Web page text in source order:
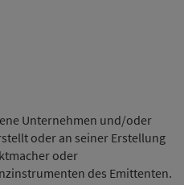
Unternehmen und/oder
oder an seiner Erstellung
oder
des Emittenten.